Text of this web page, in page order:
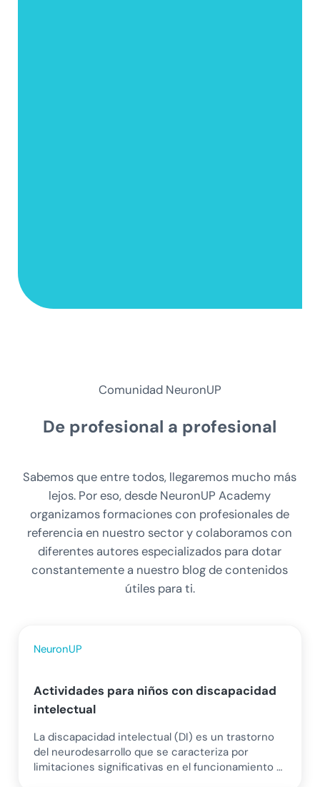
Comunidad NeuronUP
De profesional a profesional
Sabemos que entre todos, llegaremos mucho más
lejos. Por eso, desde NeuronUP Academy
organizamos formaciones con profesionales de
referencia en nuestro sector y colaboramos con
diferentes autores especializados para dotar
constantemente a nuestro blog de contenidos
útiles para ti.
NeuronUP
Actividades para niños con discapacidad
intelectual
La discapacidad intelectual (DI) es un trastorno
del neurodesarrollo que se caracteriza por
limitaciones significativas en el funcionamiento …